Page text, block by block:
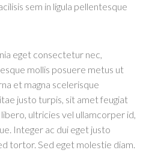
sem in ligula pellentesque
eget consectetur nec,
mollis posuere metus ut
et magna scelerisque
justo turpis, sit amet feugiat
ultricies vel ullamcorper id,
Integer ac dui eget justo
tortor. Sed eget molestie diam.